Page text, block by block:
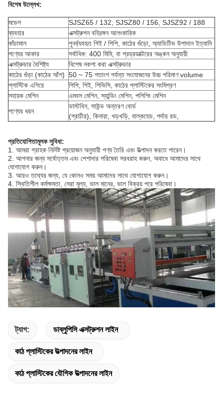
বিশেষ উল্লেখ:
মডেল
SJSZ65 / 132, SJSZ80 / 156, SJSZ92 / 188
ব্যবহার
এক্সট্রুশন বহিরঙ্গন আলংকারিক
কাঁচামাল
পুনর্ব্যবহৃত পিই / পিপি, কাঠের গুঁড়ো, অ্যাডিটিভ উপাদান ইত্যাদি
পণ্যের আকার
সর্বাধিক: 400 মিমি, বা প্রড্রডাক্টরের অঙ্কন অনুযায়ী
এক্সট্রুডার বৈশিষ্ট্য
বিশেষ নকশা করা এক্সট্রুডার
কাঠের গুঁড়া (কাঠের আঁশ) 50 ~ 75 শতাংশ পর্যন্ত সংযোজনের উচ্চ পরিমাণ volume
প্লাস্টিক এগিয়ে
পিপি, পিই, পিভিসি, কাঠের প্লাস্টিকের সংমিশ্রণ
সহায়ক মেশিন
এমবস মেশিন, স্যান্ডিং মেশিন, পলিশিং মেশিন
পণ্যের ধরন
ডাস্টবিন, সাউন্ড অন্তরণ বোর্ড
(প্রাচীর), কিনারা, খড়খড়ি, বাল্কহেড, পর্দার রড,
প্রতিযোগিতামূলক সুবিধা:
1. আমরা গ্রাহক নির্দিষ্ট প্রয়োজন অনুযায়ী পণ্য তৈরি এবং উত্পাদন করতে পারেন।
2. আপনার জন্য সর্বোত্তম এবং পেশাদার পরিষেবা সরবরাহ করুন, অবাধে আমাদের সাথে
যোগাযোগ করুন।
3. আরও তথ্যের জন্য, যে কোনও সময় আমাদের সাথে যোগাযোগ করুন।
4. স্থিতিশীল কর্মক্ষমতা, সেরা মূল্য, ভাল মানের, ভাল বিক্রয় পরে পরিষেবা।
ট্যাগ: ডাব্লুপিসি এক্সট্রুশন লাইন
কাঠ প্লাস্টিকের উত্পাদনের লাইন
কাঠ প্লাস্টিকের যৌগিক উত্পাদনের লাইন